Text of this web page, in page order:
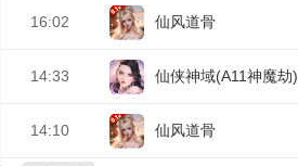
16:02 仙风道骨
14:33 仙侠神域(A11神魔劫)
14:10 仙风道骨